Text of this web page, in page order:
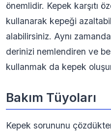
önemlidir. Kepek karşıtı
kullanarak kepeği
alabilirsiniz. Aynı
derinizi nemlendiren ve
kullanmak da kepek
Bakım Tüyoları
Kepek sorununu